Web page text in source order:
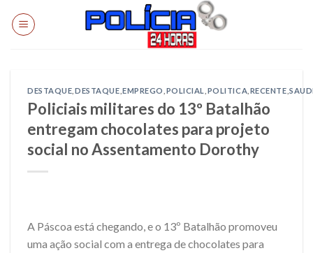
DESTAQUE ,DESTAQUE ,EMPREGO POLICIAL POLITICA RECENTE ,
Policiais militares do 13º Batalhão
entregam chocolates para projeto
social no Assentamento Dorothy
A Páscoa está chegando, e o 13º Batalhão promoveu
uma ação social com a entrega de chocolates para